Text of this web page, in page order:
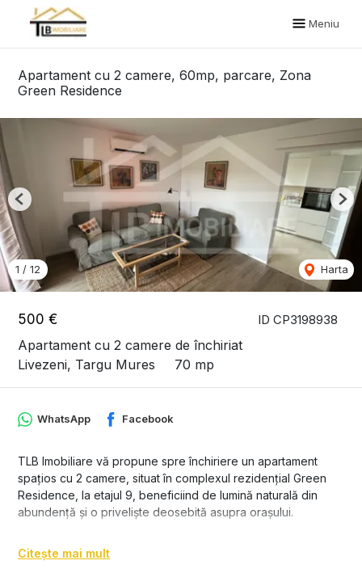
Meniu
Apartament cu 2 camere, 60mp, parcare, Zona
Green Residence
ID CP3198938
500 €
Apartament cu 2 camere de închiriat
Livezeni, Targu Mures
70 mp
1 / 12 Harta
Previous
WhatsApp Facebook
TLB Imobiliare vă propune spre închiriere un apartament
spațios cu 2 camere, situat în complexul rezidențial Green
Residence, la etajul 9, beneficiind de lumină naturală din
abundență și o priveliște deosebită asupra orașului.
pregătit pentru mutare imediată.
Citește mai mult